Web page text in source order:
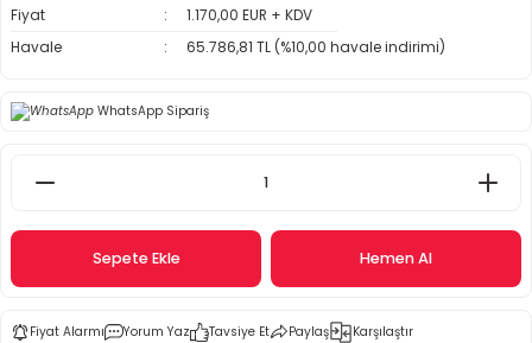
Fiyat
1.170,00 EUR + KDV
Havale
65.786,81 TL (%10,00 havale indirimi)
WhatsApp Sipariş
Sepete Ekle Hemen Al
Fiyat Alarmı Yorum Yaz Tavsiye Et Paylaş Karşılaştır